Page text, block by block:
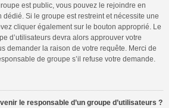
est public, vous pouvez le rejoindre en
dédié. Si le groupe est restreint et nécessite une
cliquer également sur le bouton approprié. Le
d’utilisateurs devra alors approuver votre
demander la raison de votre requête. Merci de
de groupe s’il refuse votre demande.
le responsable d’un groupe d’utilisateurs ?